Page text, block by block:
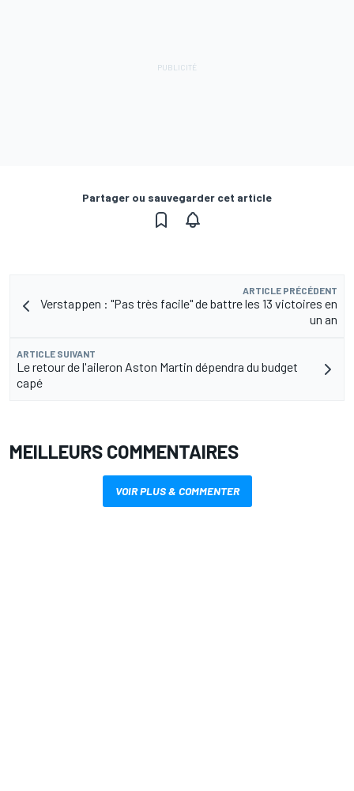
Partager ou sauvegarder cet article
ARTICLE PRÉCÉDENT
Verstappen : "Pas très facile" de battre les 13 victoires en
un an
ARTICLE SUIVANT
Le retour de l'aileron Aston Martin dépendra du budget
capé
MEILLEURS COMMENTAIRES
VOIR PLUS & COMMENTER